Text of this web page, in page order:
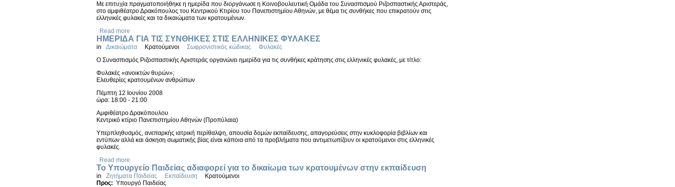
Με επιτυχία πραγματοποιήθηκε η ημερίδα που διοργάνωσε η Κοινοβουλευτική Ομάδα του Συνασπισμού Ριζοσπαστικής Αριστεράς,
στο αμφιθέατρο Δρακόπουλος του Κεντρικού Κτιρίου του Πανεπιστημίου Αθηνών, με θέμα τις συνθήκες που επικρατούν στις
ελληνικές φυλακές και τα δικαιώματα των κρατουμένων.
Read more
ΗΜΕΡΙΔΑ ΓΙΑ ΤΙΣ ΣΥΝΘΗΚΕΣ ΣΤΙΣ ΕΛΛΗΝΙΚΕΣ ΦΥΛΑΚΕΣ
in Δικαιώματα Κρατούμενοι Σωφρονιστικός κώδικας
Φυλακές
Ο Συνασπισμός Ριζοσπαστικής Αριστεράς οργανώνει ημερίδα για τις συνθήκες κράτησης στις ελληνικές φυλακές, με τίτλο:
Φυλακές «ανοικτών θυρών»;
Ελευθερίες κρατουμένων ανθρώπων
Πέμπτη 12 Ιουνίου 2008
ώρα: 18:00 - 21:00
Αμφιθέατρο Δρακόπουλου
Κεντρικό κτίριο Πανεπιστημίου Αθηνών (Προπύλαια)
Υπερπληθυσμός, ανεπαρκής ιατρική περίθαλψη, απουσία δομών εκπαίδευσης, απαγορεύσεις στην κυκλοφορία βιβλίων και
εντύπων αλλά και άσκηση σωματικής βίας είναι κάποια από τα προβλήματα που αντιμετωπίζουν οι κρατούμενοι στις ελληνικές
φυλακές.
Read more
Το Υπουργείο Παιδείας αδιαφορεί για το δικαίωμα των κρατουμένων στην εκπαίδευση
in Ζητήματα Παιδείας Εκπαίδευση
Κρατούμενοι
Προς: Υπουργό Παιδείας